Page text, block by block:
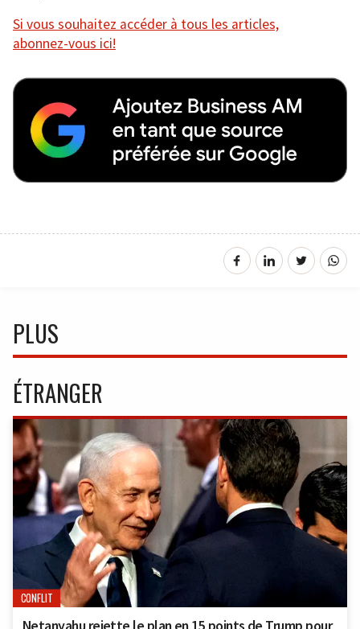
Si vous souhaitez accéder à tous les articles,
abonnez-vous ici!
PLUS
ÉTRANGER
CONFLIT